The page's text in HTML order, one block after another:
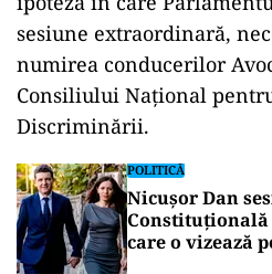
sesiune extraordinară,
numirea conducerilor
Consiliului Național
Discriminării.
POLITICĂ
Nicușor Dan
care o vizează